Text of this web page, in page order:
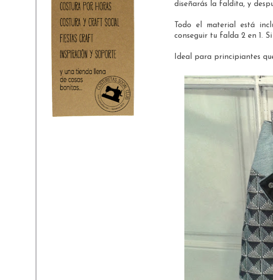
diseñarás la faldita, y
Todo el material está
conseguir tu falda 2 en 1.
Ideal para principiantes